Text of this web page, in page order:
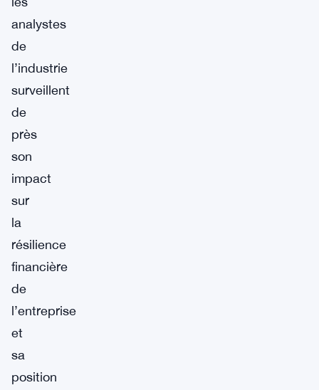
analystes
de
l’industrie
surveillent
de
près
son
impact
sur
la
résilience
financière
de
l’entreprise
et
sa
position